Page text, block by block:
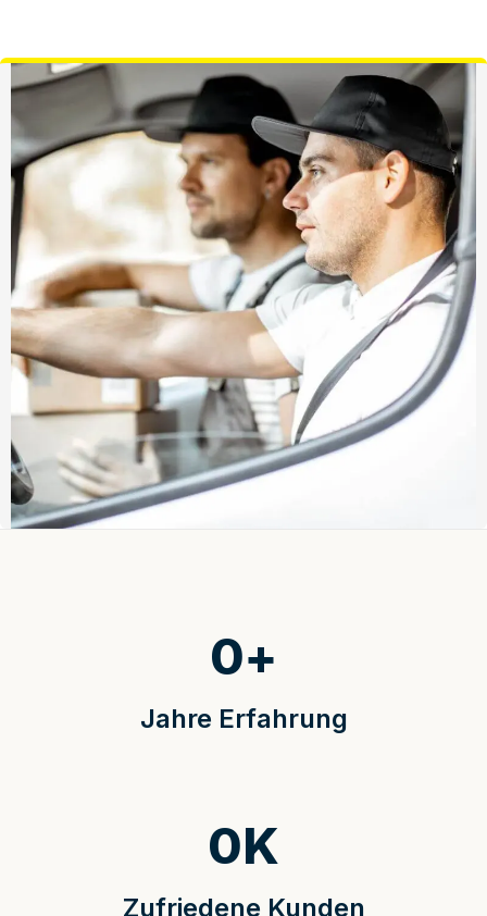
Jahre Erfahrung
0+
Zufriedene Kunden
0K